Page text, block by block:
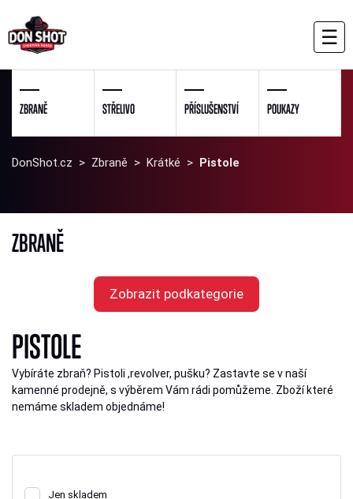
☰
ZBRANĚ STŘELIVO PŘÍSLUŠENSTVÍ POUKAZY
DonShot.cz > Zbraně > Krátké > Pistole
ZBRANĚ
Zobrazit podkategorie
PISTOLE
Vybíráte zbraň? Pistoli ,revolver, pušku? Zastavte se v naší
kamenné prodejně, s výběrem Vám rádi pomůžeme. Zboží které
nemáme skladem objednáme!
Jen skladem